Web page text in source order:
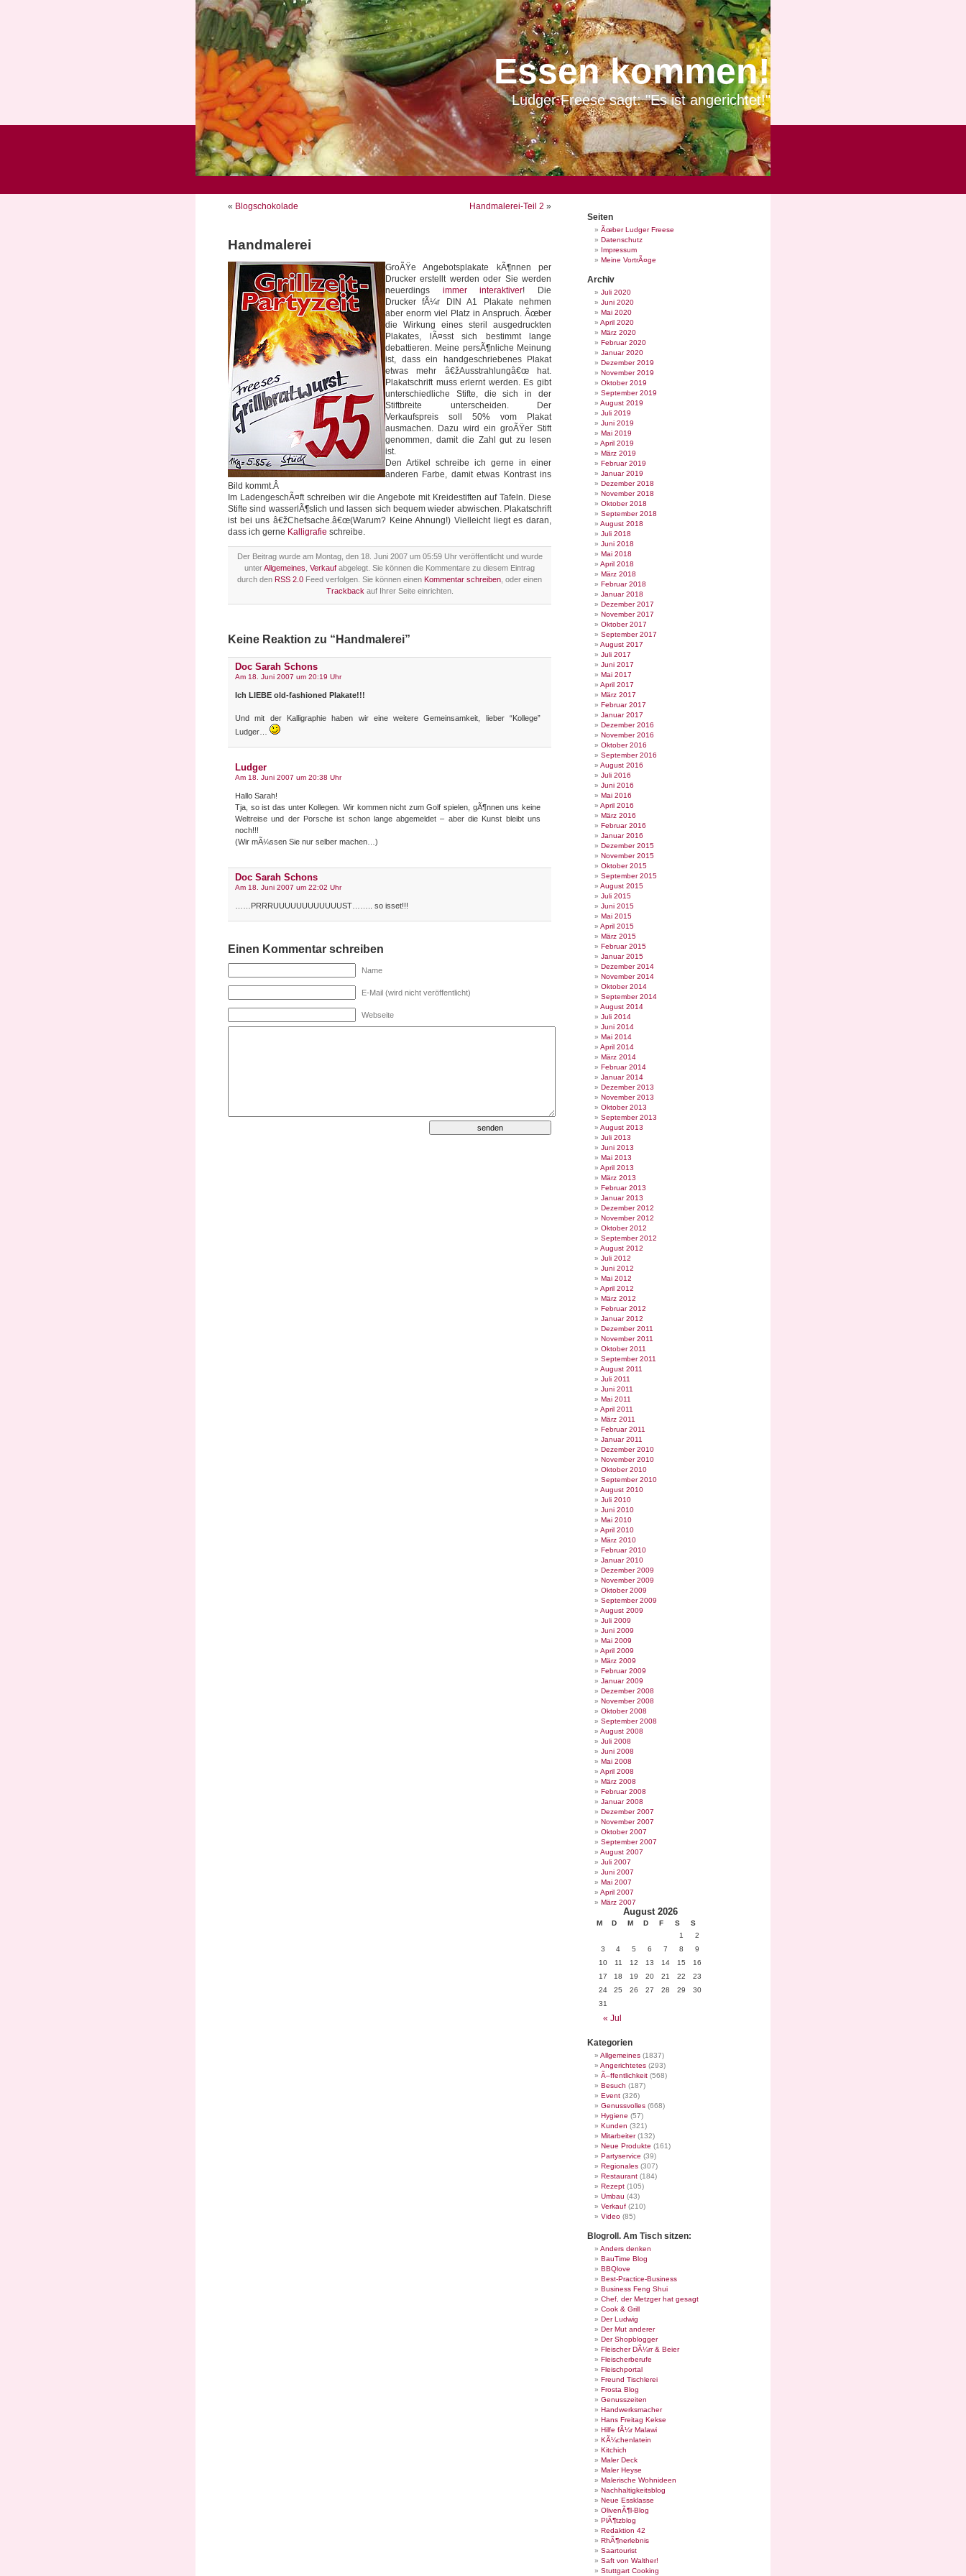
Essen kommen!
Ludger Freese sagt: "Es ist angerichtet!"
« Blogschokolade Handmalerei-Teil 2 »
Handmalerei
GroÃŸe Angebotsplakate kÃ¶nnen per
Drucker erstellt werden oder Sie werden
neuerdings immer interaktiver! Die
Drucker fÃ¼r DIN A1 Plakate nehmen
aber enorm viel Platz in Anspruch. Ãœber
die Wirkung eines steril ausgedruckten
Plakates, lÃ¤sst sich bestimmt lange
debattieren. Meine persÃ¶nliche Meinung
ist, dass ein handgeschriebenes Plakat
etwas mehr â€žAusstrahlungâ€œ hat.
Plakatschrift muss erlernt werden. Es gibt
unterschiedliche Stifte, die sich in der
Stiftbreite unterscheiden. Der
Verkaufspreis soll 50% vom Plakat
ausmachen. Dazu wird ein groÃŸer Stift
genommen, damit die Zahl gut zu lesen
ist.
Den Artikel schreibe ich gerne in einer
anderen Farbe, damit etwas Kontrast ins
Bild kommt.Â
Im LadengeschÃ¤ft schreiben wir die Angebote mit Kreidestiften auf Tafeln. Diese
Stifte sind wasserlÃ¶slich und lassen sich bequem wieder abwischen. Plakatschrift
ist bei uns â€žChefsache.â€œ(Warum? Keine Ahnung!) Vielleicht liegt es daran,
dass ich gerne Kalligrafie schreibe.
Der Beitrag wurde am Montag, den 18. Juni 2007 um 05:59 Uhr veröffentlicht und wurde
unterAllgemeines Verkauf abgelegt. Sie können die Kommentare zu diesem Eintrag
durch den RSS 2.0 Feed verfolgen. Sie können einen Kommentar schreiben , oder einen
Trackback auf Ihrer Seite einrichten.
Keine Reaktion zu “Handmalerei”
Doc Sarah Schons
Am 18. Juni 2007 um 20:19 Uhr
Ich LIEBE old-fashioned Plakate!!!
Und mit der Kalligraphie haben wir eine weitere Gemeinsamkeit, lieber “Kollege”
Ludger…
Ludger
Am 18. Juni 2007 um 20:38 Uhr
Hallo Sarah!
Tja, so ist das unter Kollegen. Wir kommen nicht zum Golf spielen, gÃ¶nnen uns keine
Weltreise und der Porsche ist schon lange abgemeldet – aber die Kunst bleibt uns
noch!!!
(Wir mÃ¼ssen Sie nur selber machen…)
Doc Sarah Schons
Am 18. Juni 2007 um 22:02 Uhr
……PRRRUUUUUUUUUUUUST…….. so isset!!!
Einen Kommentar schreiben
Name
E-Mail (wird nicht veröffentlicht)
Webseite
Seiten
Ãœber Ludger Freese
Datenschutz
Impressum
Meine VortrÃ¤ge
Archiv
Juli 2020
Juni 2020
Mai 2020
April 2020
März 2020
Februar 2020
Januar 2020
Dezember 2019
November 2019
Oktober 2019
September 2019
August 2019
Juli 2019
Juni 2019
Mai 2019
April 2019
März 2019
Februar 2019
Januar 2019
Dezember 2018
November 2018
Oktober 2018
September 2018
August 2018
Juli 2018
Juni 2018
Mai 2018
April 2018
März 2018
Februar 2018
Januar 2018
Dezember 2017
November 2017
Oktober 2017
September 2017
August 2017
Juli 2017
Juni 2017
Mai 2017
April 2017
März 2017
Februar 2017
Januar 2017
Dezember 2016
November 2016
Oktober 2016
September 2016
August 2016
Juli 2016
Juni 2016
Mai 2016
April 2016
März 2016
Februar 2016
Januar 2016
Dezember 2015
November 2015
Oktober 2015
September 2015
August 2015
Juli 2015
Juni 2015
Mai 2015
April 2015
März 2015
Februar 2015
Januar 2015
Dezember 2014
November 2014
Oktober 2014
September 2014
August 2014
Juli 2014
Juni 2014
Mai 2014
April 2014
März 2014
Februar 2014
Januar 2014
Dezember 2013
November 2013
Oktober 2013
September 2013
August 2013
Juli 2013
Juni 2013
Mai 2013
April 2013
März 2013
Februar 2013
Januar 2013
Dezember 2012
November 2012
Oktober 2012
September 2012
August 2012
Juli 2012
Juni 2012
Mai 2012
April 2012
März 2012
Februar 2012
Januar 2012
Dezember 2011
November 2011
Oktober 2011
September 2011
August 2011
Juli 2011
Juni 2011
Mai 2011
April 2011
März 2011
Februar 2011
Januar 2011
Dezember 2010
November 2010
Oktober 2010
September 2010
August 2010
Juli 2010
Juni 2010
Mai 2010
April 2010
März 2010
Februar 2010
Januar 2010
Dezember 2009
November 2009
Oktober 2009
September 2009
August 2009
Juli 2009
Juni 2009
Mai 2009
April 2009
März 2009
Februar 2009
Januar 2009
Dezember 2008
November 2008
Oktober 2008
September 2008
August 2008
Juli 2008
Juni 2008
Mai 2008
April 2008
März 2008
Februar 2008
Januar 2008
Dezember 2007
November 2007
Oktober 2007
September 2007
August 2007
Juli 2007
Juni 2007
Mai 2007
April 2007
März 2007
August 2026
M D M D F S S
« Jul
1
2
3
4 5 6 7 8
9
10
11 12 13 14 15
16
17
18 19 20 21 22
23
24
25 26 27 28 29
30
31
Kategorien
Allgemeines (1837)
Angerichtetes (293)
Ã–ffentlichkeit (568)
Besuch (187)
Event (326)
Genussvolles (668)
Hygiene (57)
Kunden (321)
Mitarbeiter(132)
Neue Produkte (161)
Partyservice (39)
Regionales (307)
Restaurant (184)
Rezept (105)
Umbau (43)
Verkauf (210)
Video (85)
Blogroll. Am Tisch sitzen:
Anders denken
BauTime Blog
BBQlove
Best-Practice-Business
Business Feng Shui
Chef, der Metzger hat gesagt
Cook & Grill
Der Ludwig
Der Mut anderer
Der Shopblogger
Fleischer DÃ¼rr & Beier
Fleischerberufe
Fleischportal
Freund Tischlerei
Frosta Blog
Genusszeiten
Handwerksmacher
Hans Freitag Kekse
Hilfe fÃ¼r Malawi
KÃ¼chenlatein
Kitchich
Maler Deck
Maler Heyse
Malerische Wohnideen
Nachhaltigkeitsblog
Neue Essklasse
OlivenÃ¶l-Blog
PlÃ¶tzblog
Redaktion 42
RhÃ¶nerlebnis
Saartourist
Saft von Walther!
Stuttgart Cooking